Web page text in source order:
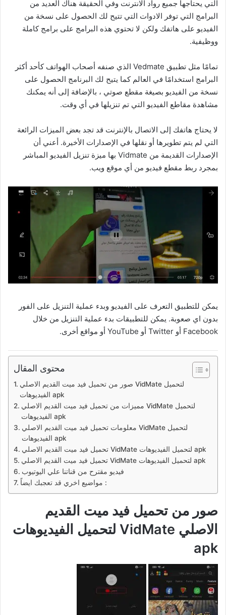
التي يحتاجها جميع رواد الانترنت وفي الحقيقة هناك العديد من
البرامج التي توفر الادوات التي تتيح لك الحصول على نسخة من
الفيديو على هاتفك ولكن لا تحتوي هذه البرامج على برامج كاملة
ووظيفية.
تمامًا مثل تطبيق Vedmate الذي صنفه أصحاب الهواتف كأحد أكثر
البرامج استخدامًا في العالم كما يتيح لك البرنامج الحصول على
نسخة من الفيديو بصيغة مقطع صوتي ، بالإضافة إلى أنه يمكنك
مشاهدة مقاطع الفيديو التي تم تنزيلها في أي وقت.
لا يحتاج هاتفك إلى الاتصال بالإنترنت قد تجد بعض الميزات الرائعة
التي لم يتم تطويرها أو نقلها في الإصدارات الأخيرة. أعني أن
الإصدارات القديمة من Vidmate بها ميزة تنزيل الفيديو المباشر
بمجرد ربط مقطع فيديو من أي موقع ويب.
يمكن للتطبيق التعرف على الفيديو وبدء عملية التنزيل على الفور
بدون اي صعوبة. يمكن للتطبيقات بدء عملية التنزيل من خلال
Facebook أو Twitter أو YouTube أو مواقع أخرى.
محتوى المقال
صور من تحميل فيد ميت القديم الاصلي VidMate لتحميل
الفيديوهات apk
مميزات من تحميل فيد ميت القديم الاصلي VidMate لتحميل
الفيديوهات apk
معلومات تحميل فيد ميت القديم الاصلي VidMate لتحميل
الفيديوهات apk
تحميل فيد ميت القديم الاصلي VidMate لتحميل الفيديوهات apk
تحميل فيد ميت القديم الاصلي VidMate لتحميل الفيديوهات apk
فيديو مقترح من قناتنا علي اليوتيوب
مواضيع اخري قد تعجبك ايضاً :
صور من تحميل فيد ميت القديم
الاصلي VidMate لتحميل الفيديوهات
apk